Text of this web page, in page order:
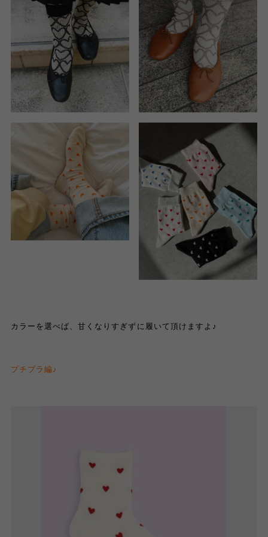
カラーを選べば、甘くなりすぎずに履いて頂けます よ ♪
プチプラ編♪